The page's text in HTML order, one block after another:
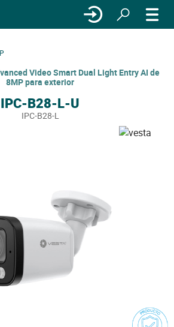
Video Smart Dual Light Entry AI de
8MP para exterior
IPC-B28-L-U
IPC-B28-L